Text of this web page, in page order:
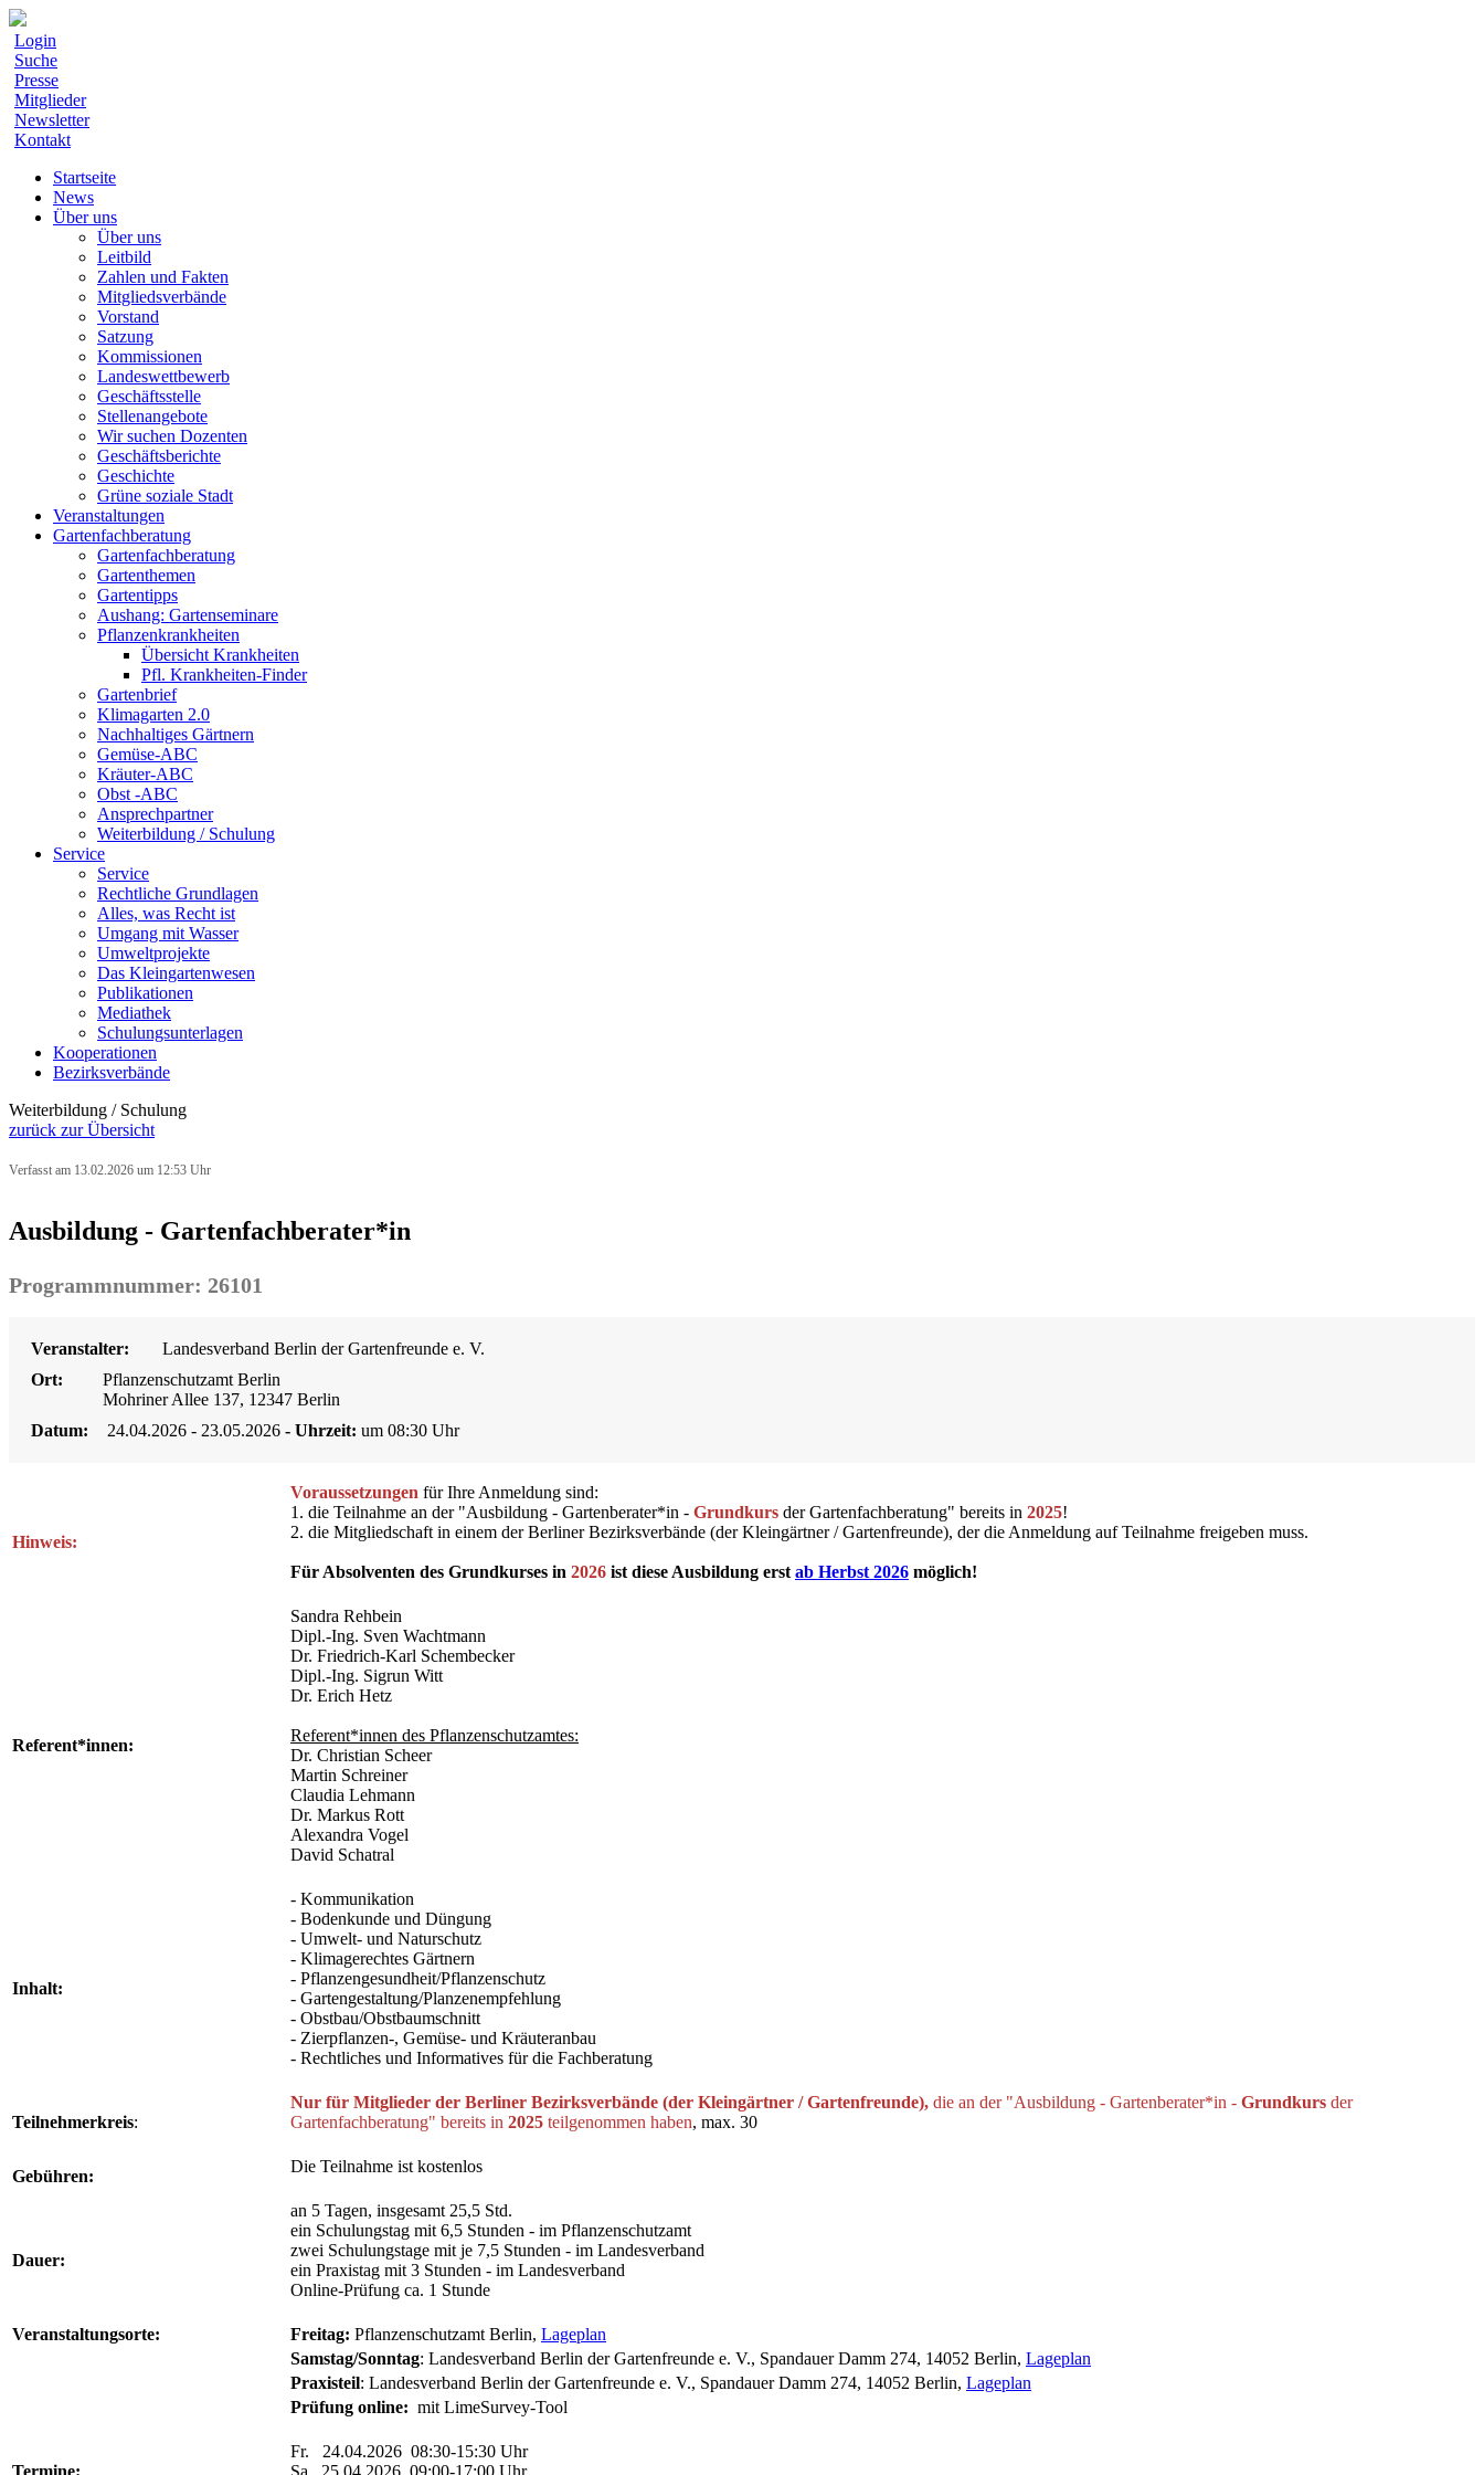
Login
Suche
Presse
Mitglieder
Newsletter
Kontakt
Startseite
News
Über uns
Über uns
Leitbild
Zahlen und Fakten
Mitgliedsverbände
Vorstand
Satzung
Kommissionen
Landeswettbewerb
Geschäftsstelle
Stellenangebote
Wir suchen Dozenten
Geschäftsberichte
Geschichte
Grüne soziale Stadt
Veranstaltungen
Gartenfachberatung
Gartenfachberatung
Gartenthemen
Gartentipps
Aushang: Gartenseminare
Pflanzenkrankheiten
Übersicht Krankheiten
Pfl. Krankheiten-Finder
Gartenbrief
Klimagarten 2.0
Nachhaltiges Gärtnern
Gemüse-ABC
Kräuter-ABC
Obst -ABC
Ansprechpartner
Weiterbildung / Schulung
Service
Service
Rechtliche Grundlagen
Alles, was Recht ist
Umgang mit Wasser
Umweltprojekte
Das Kleingartenwesen
Publikationen
Mediathek
Schulungsunterlagen
Kooperationen
Bezirksverbände
Weiterbildung / Schulung
zurück zur Übersicht
Verfasst am 13.02.2026 um 12:53 Uhr
Ausbildung - Gartenfachberater*in
Programmnummer: 26101
Veranstalter:
Landesverband Berlin der Gartenfreunde e. V.
Ort:
Pflanzenschutzamt Berlin
Mohriner Allee 137, 12347 Berlin
Datum:
24.04.2026 - 23.05.2026 - Uhrzeit: um 08:30 Uhr
Hinweis:
Voraussetzungen für Ihre Anmeldung sind:
1. die Teilnahme an der "Ausbildung - Gartenberater*in - Grundkurs der Gartenfachberatung" bereits in 2025!
2. die Mitgliedschaft in einem der Berliner Bezirksverbände (der Kleingärtner / Gartenfreunde), der die Anmeldung auf Teilnahme freigeben muss.
Für Absolventen des Grundkurses in 2026 ist diese Ausbildung erst ab Herbst 2026 möglich!
Referent*innen:
Sandra Rehbein
Dipl.-Ing. Sven Wachtmann
Dr. Friedrich-Karl Schembecker
Dipl.-Ing. Sigrun Witt
Dr. Erich Hetz
Referent*innen des Pflanzenschutzamtes:
Dr. Christian Scheer
Martin Schreiner
Claudia Lehmann
Dr. Markus Rott
Alexandra Vogel
David Schatral
Inhalt:
- Kommunikation
- Bodenkunde und Düngung
- Umwelt- und Naturschutz
- Klimagerechtes Gärtnern
- Pflanzengesundheit/Pflanzenschutz
- Gartengestaltung/Planzenempfehlung
- Obstbau/Obstbaumschnitt
- Zierpflanzen-, Gemüse- und Kräuteranbau
- Rechtliches und Informatives für die Fachberatung
Teilnehmerkreis:
Nur für Mitglieder der Berliner Bezirksverbände (der Kleingärtner / Gartenfreunde), die an der "Ausbildung - Gartenberater*in - Grundkurs der
Gartenfachberatung" bereits in 2025 teilgenommen haben, max. 30
Gebühren:
Die Teilnahme ist kostenlos
Dauer:
an 5 Tagen, insgesamt 25,5 Std.
ein Schulungstag mit 6,5 Stunden - im Pflanzenschutzamt
zwei Schulungstage mit je 7,5 Stunden - im Landesverband
ein Praxistag mit 3 Stunden - im Landesverband
Online-Prüfung ca. 1 Stunde
Veranstaltungsorte: Freitag: Pflanzenschutzamt Berlin, Lageplan
Samstag/Sonntag: Landesverband Berlin der Gartenfreunde e. V., Spandauer Damm 274, 14052 Berlin, Lageplan
Praxisteil: Landesverband Berlin der Gartenfreunde e. V., Spandauer Damm 274, 14052 Berlin, Lageplan
Prüfung online: mit LimeSurvey-Tool
Termine:
Fr. 24.04.2026 08:30-15:30 Uhr
Sa. 25.04.2026 09:00-17:00 Uhr